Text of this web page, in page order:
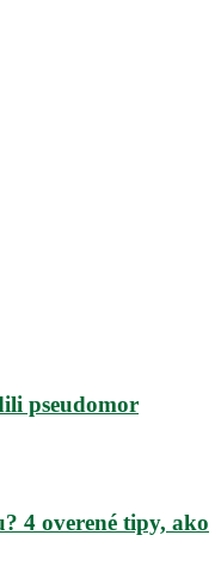
pseudomor
4 overené tipy, ako